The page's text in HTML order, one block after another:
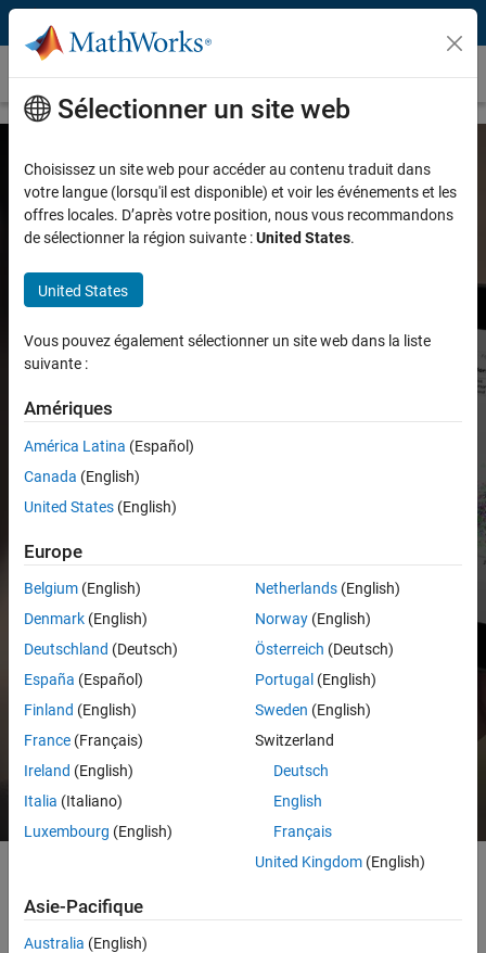
Passer au contenu
MATLAB Mobile
MATLAB Mobile
iPhone, votre iPad ou votre équipement
Introduction à MATLAB Mobile
Sélectionner un site web
Choisissez un site web pour accéder au contenu traduit dans
votre langue (lorsqu'il est disponible) et voir les événements et les
offres locales. D’après votre position, nous vous recommandons
de sélectionner la région suivante :United States.
United States
Vous pouvez également sélectionner un site web dans la liste
suivante :
Amériques
América Latina (Español)
Canada (English)
United States (English)
Europe
Belgium (English)
Denmark (English)
Deutschland (Deutsch)
España (Español)
Finland (English)
France (Français)
Ireland (English)
Italia (Italiano)
Luxembourg (English)
Netherlands(English)
Norway(English)
Österreich (Deutsch)
Portugal (English)
Sweden (English)
Switzerland
Deutsch
English
Français
United Kingdom(English)
Asie-Pacifique
Australia (English)